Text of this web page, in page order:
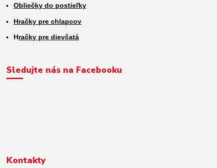
Obliečky do postieľky
Hračky pre chlapcov
Hračky pre dievčatá
Sledujte nás na Facebooku
Kontakty